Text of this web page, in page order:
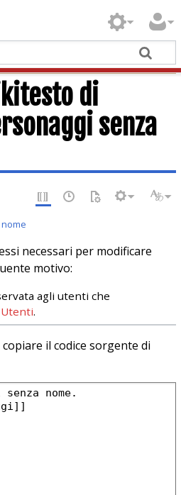
di
senza
necessari per modificare
motivo:
agli utenti che
Utenti.
il codice sorgente di